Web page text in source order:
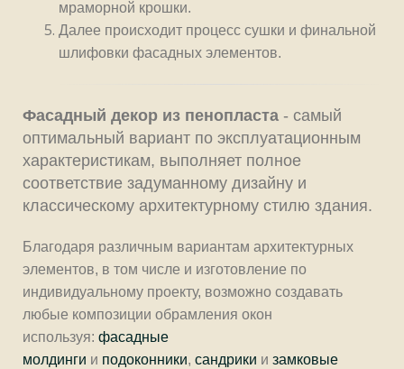
мраморной крошки.
Далее происходит процесс сушки и финальной
шлифовки фасадных элементов.
Фасадный декор из пенопласта - самый
оптимальный вариант по эксплуатационным
характеристикам, выполняет полное
соответствие задуманному дизайну и
классическому архитектурному стилю здания.
Благодаря различным вариантам архитектурных
элементов, в том числе и изготовление по
индивидуальному проекту, возможно создавать
любые композиции обрамления окон
используя: фасадные
молдинги и подоконники, сандрики и замковые